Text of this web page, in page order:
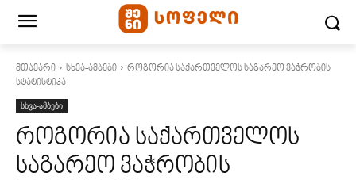
მთავარი სხვა-ამბები
როგორია საქართველოს საგარეო ვაჭრობის
სტატისტიკა
სხვა-ამბები
როგორია საქართველოს
საგარეო ვაჭრობის